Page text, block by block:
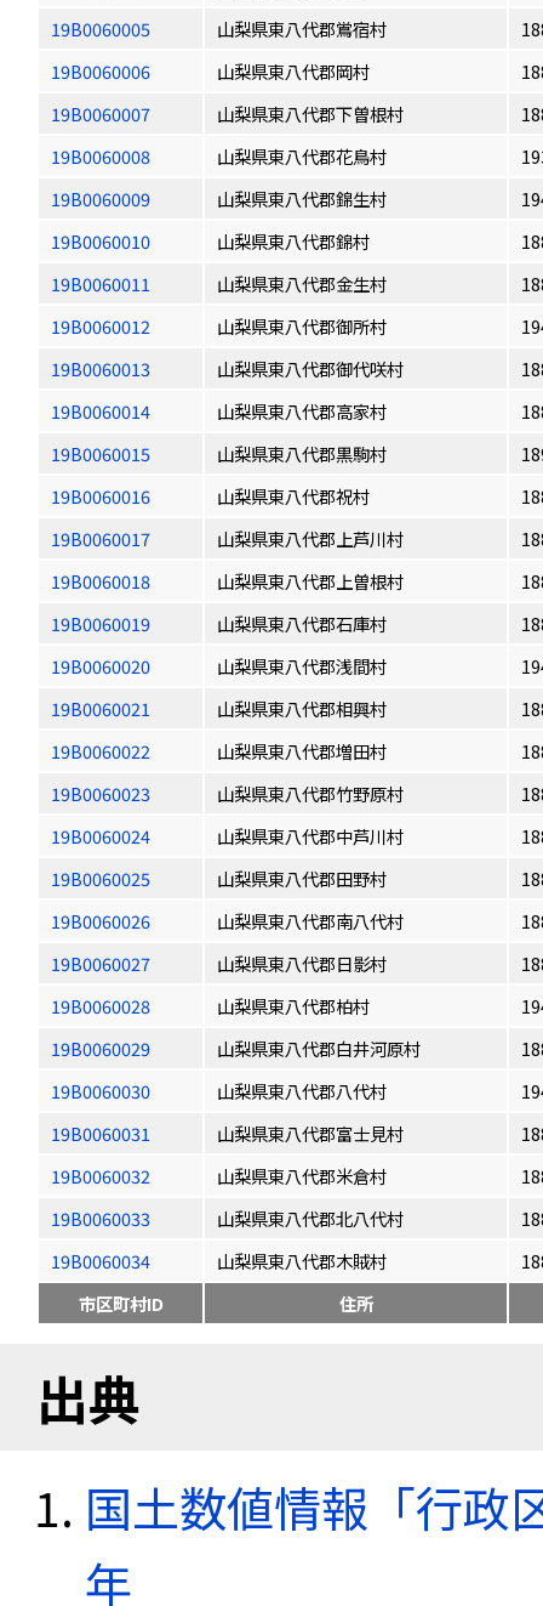
19B0060005
山梨県東八代郡鴬宿村
19B0060006
山梨県東八代郡岡村
19B0060007
山梨県東八代郡下曽根村
19B0060008
山梨県東八代郡花鳥村
19B0060009
山梨県東八代郡錦生村
19B0060010
山梨県東八代郡錦村
19B0060011
山梨県東八代郡金生村
19B0060012
山梨県東八代郡御所村
19B0060013
山梨県東八代郡御代咲村
19B0060014
山梨県東八代郡高家村
19B0060015
山梨県東八代郡黒駒村
19B0060016
山梨県東八代郡祝村
19B0060017
山梨県東八代郡上芦川村
19B0060018
山梨県東八代郡上曽根村
19B0060019
山梨県東八代郡石庫村
19B0060020
山梨県東八代郡浅間村
19B0060021
山梨県東八代郡相興村
19B0060022
山梨県東八代郡増田村
19B0060023
山梨県東八代郡竹野原村
19B0060024
山梨県東八代郡中芦川村
19B0060025
山梨県東八代郡田野村
19B0060026
山梨県東八代郡南八代村
19B0060027
山梨県東八代郡日影村
19B0060028
山梨県東八代郡柏村
19B0060029
山梨県東八代郡白井河原村
19B0060030
山梨県東八代郡八代村
19B0060031
山梨県東八代郡富士見村
19B0060032
山梨県東八代郡米倉村
19B0060033
山梨県東八代郡北八代村
19B0060034
山梨県東八代郡木賊村
市区町村ID
住所
出典
国土数値情報「行政
年